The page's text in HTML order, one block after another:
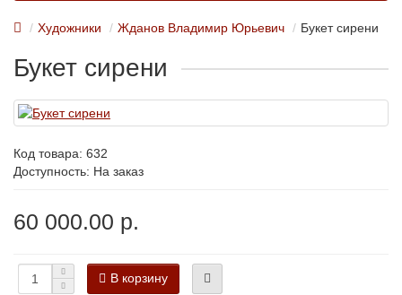
Художники Жданов Владимир Юрьевич Букет сирени
Букет сирени
Код товара: 632
Доступность: На заказ
60 000.00 р.
В корзину